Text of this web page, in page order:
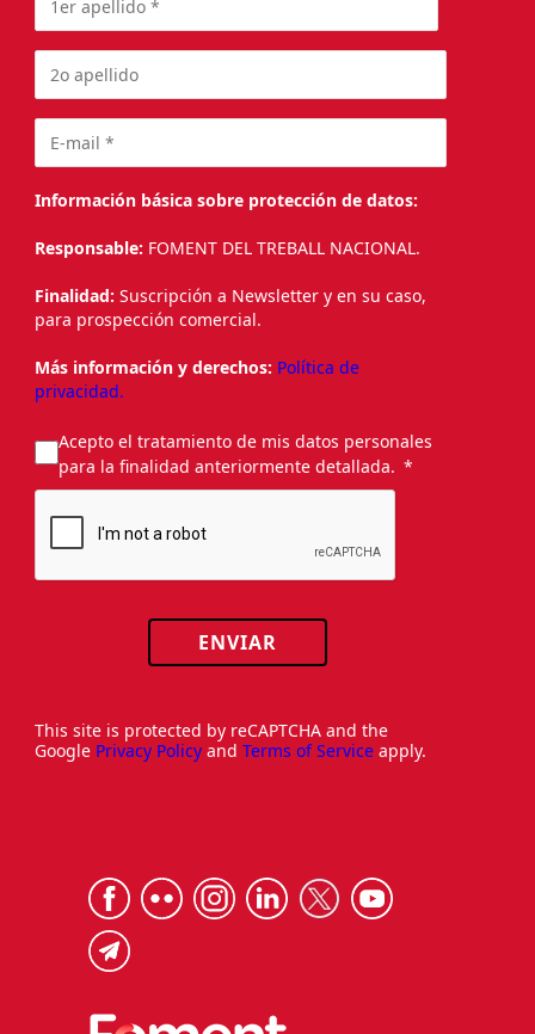
Información básica sobre protección de datos:
Responsable: FOMENT DEL TREBALL NACIONAL.
Finalidad: Suscripción a Newsletter y en su caso,
para prospección comercial.
Más información y derechos: Política de
privacidad.
Acepto el tratamiento de mis datos personales
para la finalidad anteriormente detallada.
ENVIAR
This site is protected by reCAPTCHA and the
Google Privacy Policy and Terms of Service apply.